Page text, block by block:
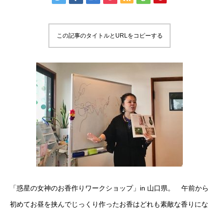
この記事のタイトルとURLをコピーする
「惑星の女神のお香作りワークショップ」in 山口県。 午前から
初めてお昼を挟んでじっくり作ったお香はどれも素敵な香りにな